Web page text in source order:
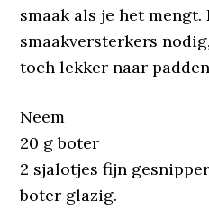
smaak als je het mengt.
smaakversterkers
toch lekker naar
Neem
20 g boter
2 sjalotjes fijn
boter glazig.